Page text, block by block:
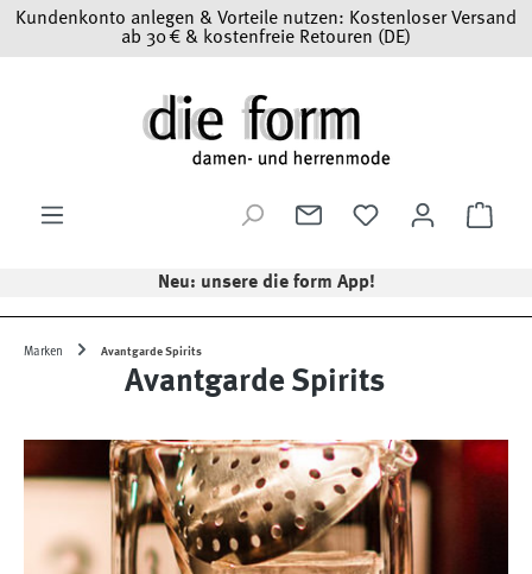
Zum Hauptinhalt springen
Kundenkonto anlegen & Vorteile nutzen: Kostenloser Versand
ab 30 € & kostenfreie Retouren (DE)
Neu: unsere die form App!
Marken Avantgarde Spirits
Avantgarde Spirits